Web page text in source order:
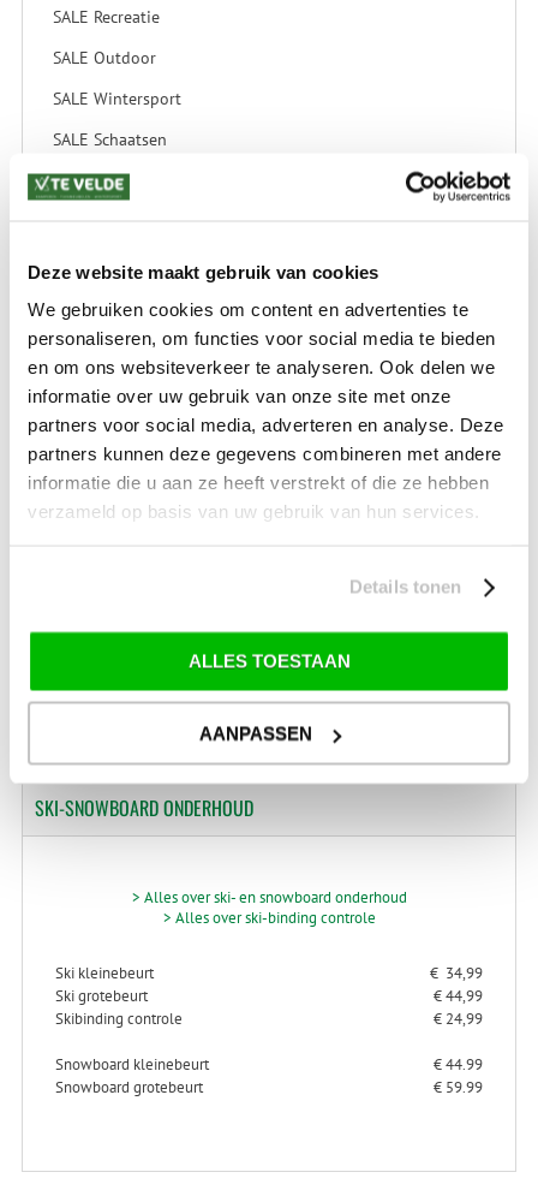
Deze website maakt gebruik van cookies
We gebruiken cookies om content en advertenties te
personaliseren, om functies voor social media te bieden
en om ons websiteverkeer te analyseren. Ook delen we
informatie over uw gebruik van onze site met onze
partners voor social media, adverteren en analyse. Deze
partners kunnen deze gegevens combineren met andere
informatie die u aan ze heeft verstrekt of die ze hebben
verzameld op basis van uw gebruik van hun services.
Details tonen
ALLES TOESTAAN
AANPASSEN
SALE Recreatie
SALE Outdoor
SALE Wintersport
SALE Schaatsen
GEEN VERZENDKOSTEN BOVEN € 175,-
(bij verzending via Pakketdienst tot 10 kg)*
*) Voor grotere pakketverzendingen en bijzondere (buitenland) bestemmingen kunnen
afwijkende tarieven en levertermijnen gelden. Deze staan vermeld bij de artikelen.
Kijk hier voor de ruilen-retourneren procedure
Waar is ons bedrijf gevestigd?
Drentse Poort 7
Nieuw Buinen (Stadskanaal)
+31 (0) 599-613946
info@tevelde.nl
Schrijf je in voor onze nieuwsbrief!
SKI-SNOWBOARDONDERHOUD
> Alles over ski- en snowboard onderhoud
> Alles over ski-binding controle
Ski kleinebeurt
€ 34,99
Ski grotebeurt
€ 44,99
Skibinding controle
€ 24,99
Snowboard kleinebeurt
€ 44.99
Snowboard grotebeurt
€ 59.99